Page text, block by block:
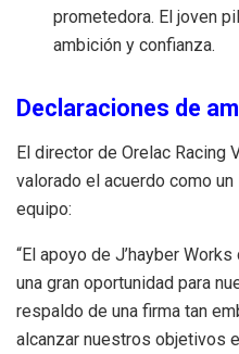
prometedora. El joven
ambición y confianza.
Declaraciones de
El director de Orelac Racing
valorado el acuerdo como
equipo:
“El apoyo de J’hayber
una gran oportunidad para
respaldo de una firma tan
alcanzar nuestros objetivos